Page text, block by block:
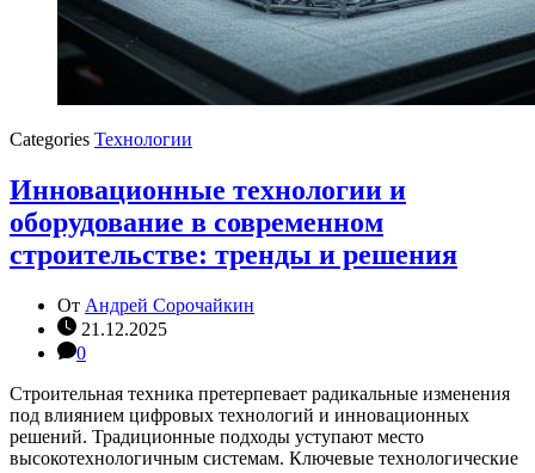
Categories Технологии
Инновационные технологии и
оборудование в современном
строительстве: тренды и решения
От Андрей Сорочайкин
21.12.2025
0
Строительная техника претерпевает радикальные изменения
под влиянием цифровых технологий и инновационных
решений. Традиционные подходы уступают место
высокотехнологичным системам. Ключевые технологические